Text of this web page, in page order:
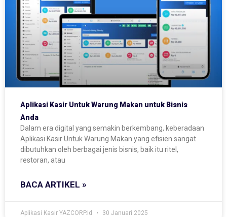
Aplikasi Kasir Untuk Warung Makan untuk Bisnis
Anda
Dalam era digital yang semakin berkembang, keberadaan
Aplikasi Kasir Untuk Warung Makan yang efisien sangat
dibutuhkan oleh berbagai jenis bisnis, baik itu ritel,
restoran, atau
BACA ARTIKEL »
Aplikasi Kasir YAZCORP.id 30 Januari 2025